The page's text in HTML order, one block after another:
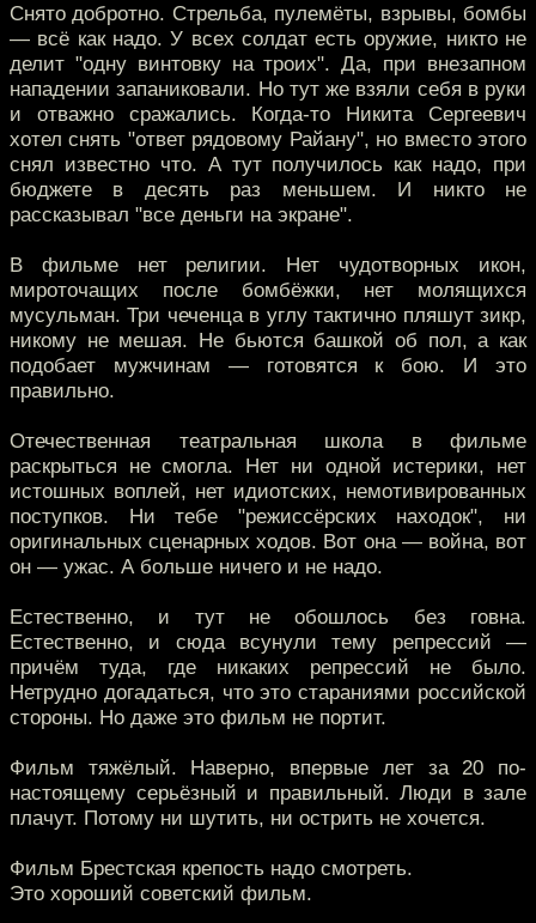
Снято добротно. Стрельба, пулемёты, взрывы, бомбы
— всё как надо. У всех солдат есть оружие, никто не
делит "одну винтовку на троих". Да, при внезапном
нападении запаниковали. Но тут же взяли себя в руки
и отважно сражались. Когда-то Никита Сергеевич
хотел снять "ответ рядовому Райану", но вместо этого
снял известно что. А тут получилось как надо, при
бюджете в десять раз меньшем. И никто не
рассказывал "все деньги на экране".
В фильме нет религии. Нет чудотворных икон,
мироточащих после бомбёжки, нет молящихся
мусульман. Три чеченца в углу тактично пляшут зикр,
никому не мешая. Не бьются башкой об пол, а как
подобает мужчинам — готовятся к бою. И это
правильно.
Отечественная театральная школа в фильме
раскрыться не смогла. Нет ни одной истерики, нет
истошных воплей, нет идиотских, немотивированных
поступков. Ни тебе "режиссёрских находок", ни
оригинальных сценарных ходов. Вот она — война, вот
он — ужас. А больше ничего и не надо.
Естественно, и тут не обошлось без говна.
Естественно, и сюда всунули тему репрессий —
причём туда, где никаких репрессий не было.
Нетрудно догадаться, что это стараниями российской
стороны. Но даже это фильм не портит.
Фильм тяжёлый. Наверно, впервые лет за 20 по-
настоящему серьёзный и правильный. Люди в зале
плачут. Потому ни шутить, ни острить не хочется.
Фильм Брестская крепость надо смотреть.
Это хороший советский фильм.